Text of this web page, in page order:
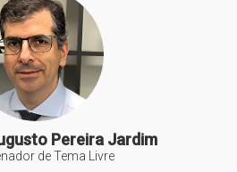
Pereira Jardim
de Tema Livre